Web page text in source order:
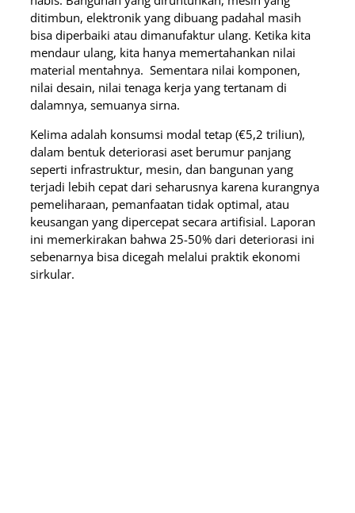
ditimbun, elektronik yang dibuang padahal masih
bisa diperbaiki atau dimanufaktur ulang. Ketika kita
mendaur ulang, kita hanya memertahankan nilai
material mentahnya. Sementara nilai komponen,
nilai desain, nilai tenaga kerja yang tertanam di
dalamnya, semuanya sirna.
Kelima adalah konsumsi modal tetap (€5,2 triliun),
dalam bentuk deteriorasi aset berumur panjang
seperti infrastruktur, mesin, dan bangunan yang
terjadi lebih cepat dari seharusnya karena kurangnya
pemeliharaan, pemanfaatan tidak optimal, atau
keusangan yang dipercepat secara artifisial. Laporan
ini memerkirakan bahwa 25-50% dari deteriorasi ini
sebenarnya bisa dicegah melalui praktik ekonomi
sirkular.